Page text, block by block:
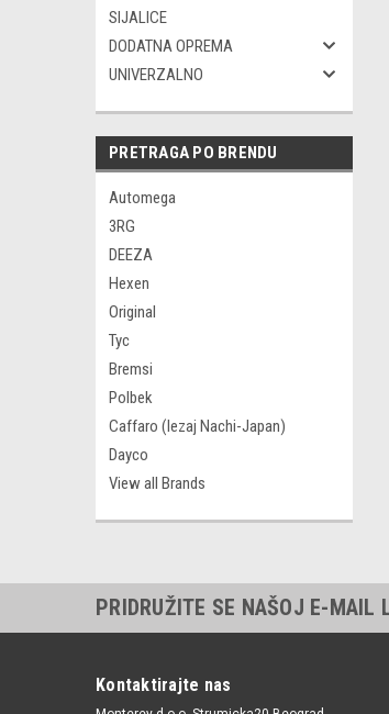
SIJALICE
DODATNA OPREMA
UNIVERZALNO
PRETRAGA PO BRENDU
Automega
3RG
DEEZA
Hexen
Original
Tyc
Bremsi
Polbek
Caffaro (lezaj Nachi-Japan)
Dayco
View all Brands
PRIDRUŽITE SE NAŠOJ E-MAIL
Kontaktirajte nas